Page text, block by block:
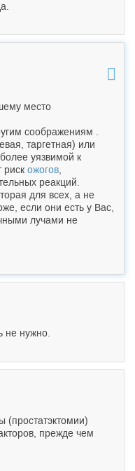
место
соображениям .
таргетная) или
уязвимой к
риск ожогов
реакций.
для всех, а не
если они есть у Вас,
лучами не
не нужно.
(простатэктомии)
прежде чем